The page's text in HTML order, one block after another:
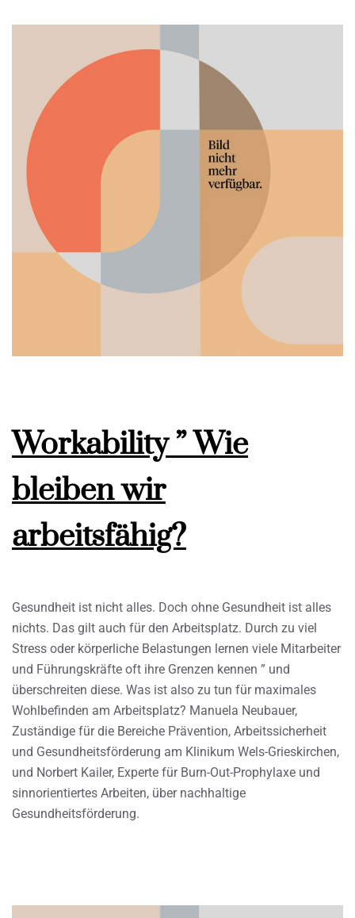
Workability ” Wie
bleiben wir
arbeitsfähig?
Gesundheit ist nicht alles. Doch ohne Gesundheit ist alles
nichts. Das gilt auch für den Arbeitsplatz. Durch zu viel
Stress oder körperliche Belastungen lernen viele Mitarbeiter
und Führungskräfte oft ihre Grenzen kennen ” und
überschreiten diese. Was ist also zu tun für maximales
Wohlbefinden am Arbeitsplatz? Manuela Neubauer,
Zuständige für die Bereiche Prävention, Arbeitssicherheit
und Gesundheitsförderung am Klinikum Wels-Grieskirchen,
und Norbert Kailer, Experte für Burn-Out-Prophylaxe und
sinnorientiertes Arbeiten, über nachhaltige
Gesundheitsförderung.